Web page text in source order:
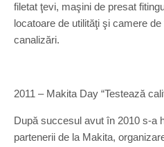
filetat ţevi, maşini de presat
locatoare de utilităţi şi camere
canalizări.
2011 – Makita Day “Testează
După succesul avut în 2010 s-a
partenerii de la Makita,